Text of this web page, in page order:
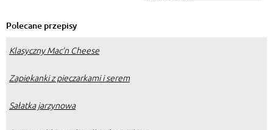
Polecane przepisy
Klasyczny Mac’n Cheese
Zapiekanki z pieczarkami i serem
Sałatka jarzynowa